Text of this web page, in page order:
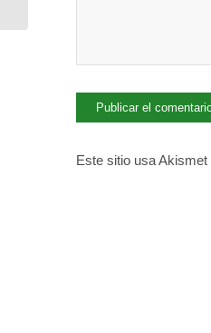
Este sitio usa